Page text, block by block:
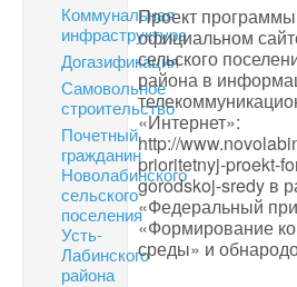
Коммунальная
инфраструктура
Догазификация
Самовольное
строительство
Почетный
гражданин
Новолабинского
сельского
поселения
Усть-
Лабинского
района
Проект
официальном
сельского
района в
«Интернет»:
http://
prioritetnyj-proekt-
gorodskoj-sredy в
«Федеральный
«Формирование
среды» и